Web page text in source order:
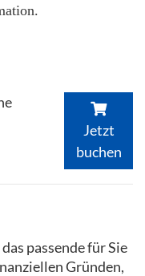
Jetzt
buchen
passende für Sie
Gründen,